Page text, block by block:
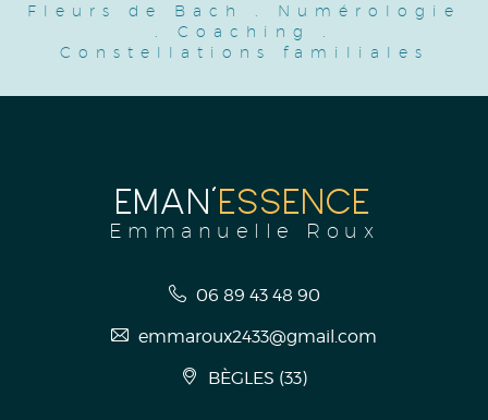
Fleurs de Bach
Numérologie
Coaching
Constellations familiales
EMAN'ESSENCE
Emmanuelle Roux
06 89 43 48 90
emmaroux2433@gmail.com
BÈGLES (33)